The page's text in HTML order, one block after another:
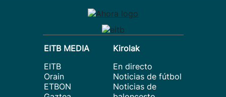
EITB MEDIA
EITB
Orain
ETBON
Kirolak
En directo
Noticias de fútbol
Noticias de